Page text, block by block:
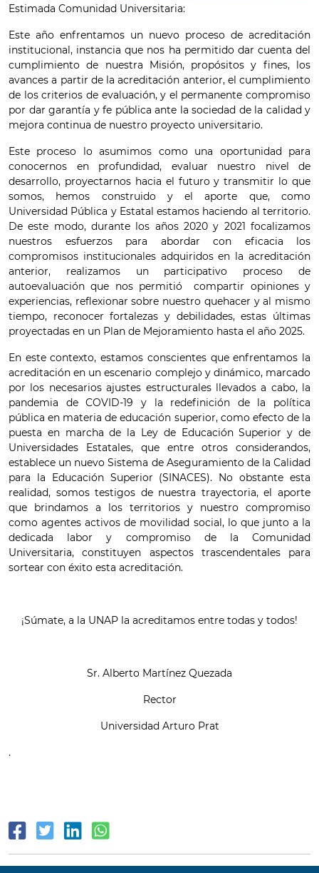
Estimada Comunidad Universitaria:
Este año enfrentamos un nuevo proceso de acreditación
institucional, instancia que nos ha permitido dar cuenta del
cumplimiento de nuestra Misión, propósitos y fines, los
avances a partir de la acreditación anterior, el cumplimiento
de los criterios de evaluación, y el permanente compromiso
por dar garantía y fe pública ante la sociedad de la calidad y
mejora continua de nuestro proyecto universitario.
Este proceso lo asumimos como una oportunidad para
conocernos en profundidad, evaluar nuestro nivel de
desarrollo, proyectarnos hacia el futuro y transmitir lo que
somos, hemos construido y el aporte que, como
Universidad Pública y Estatal estamos haciendo al territorio.
De este modo, durante los años 2020 y 2021 focalizamos
nuestros esfuerzos para abordar con eficacia los
compromisos institucionales adquiridos en la acreditación
anterior, realizamos un participativo proceso de
autoevaluación que nos permitió compartir opiniones y
experiencias, reflexionar sobre nuestro quehacer y al mismo
tiempo, reconocer fortalezas y debilidades, estas últimas
proyectadas en un Plan de Mejoramiento hasta el año 2025.
En este contexto, estamos conscientes que enfrentamos la
acreditación en un escenario complejo y dinámico, marcado
por los necesarios ajustes estructurales llevados a cabo, la
pandemia de COVID-19 y la redefinición de la política
pública en materia de educación superior, como efecto de la
puesta en marcha de la Ley de Educación Superior y de
Universidades Estatales, que entre otros considerandos,
establece un nuevo Sistema de Aseguramiento de la Calidad
para la Educación Superior (SINACES). No obstante esta
realidad, somos testigos de nuestra trayectoria, el aporte
que brindamos a los territorios y nuestro compromiso
como agentes activos de movilidad social, lo que junto a la
dedicada labor y compromiso de la Comunidad
Universitaria, constituyen aspectos trascendentales para
sortear con éxito esta acreditación.
¡Súmate, a la UNAP la acreditamos entre todas y todos!
Sr. Alberto Martínez Quezada
Rector
Universidad Arturo Prat
.